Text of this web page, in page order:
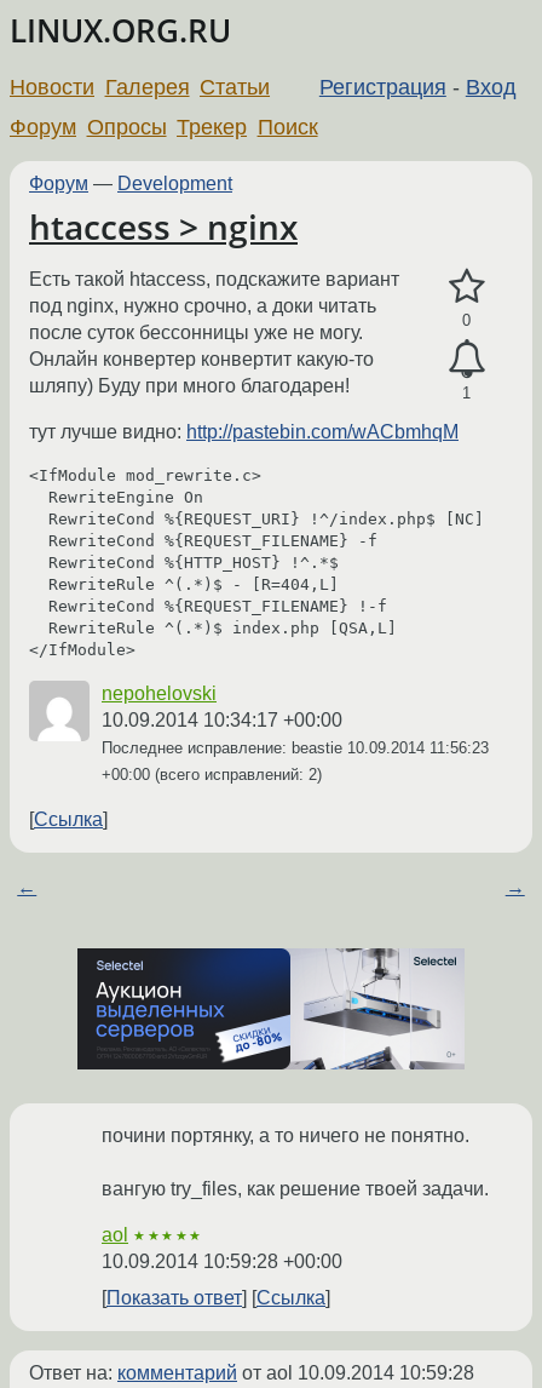
LINUX.ORG.RU
Регистрация - Вход
Новости Галерея Статьи
Форум Опросы Трекер Поиск
Форум — Development
htaccess > nginx
0
1
Есть такой htaccess, подскажите вариант
под nginx, нужно срочно, а доки читать
после суток бессонницы уже не могу.
Онлайн конвертер конвертит какую-то
шляпу) Буду при много благодарен!
тут лучше видно: http://pastebin.com/wACbmhqM
<IfModule mod_rewrite.c>
nepohelovski
10.09.2014 10:34:17 +00:00
Последнее исправление: beastie 10.09.2014 11:56:23
+00:00 (всего исправлений: 2)
Ссылка
← →
почини портянку, а то ничего не понятно.
вангую try_files, как решение твоей задачи.
aol ★★★★★
10.09.2014 10:59:28 +00:00
Показать ответ
Ссылка
Ответ на: комментарий от aol 10.09.2014 10:59:28